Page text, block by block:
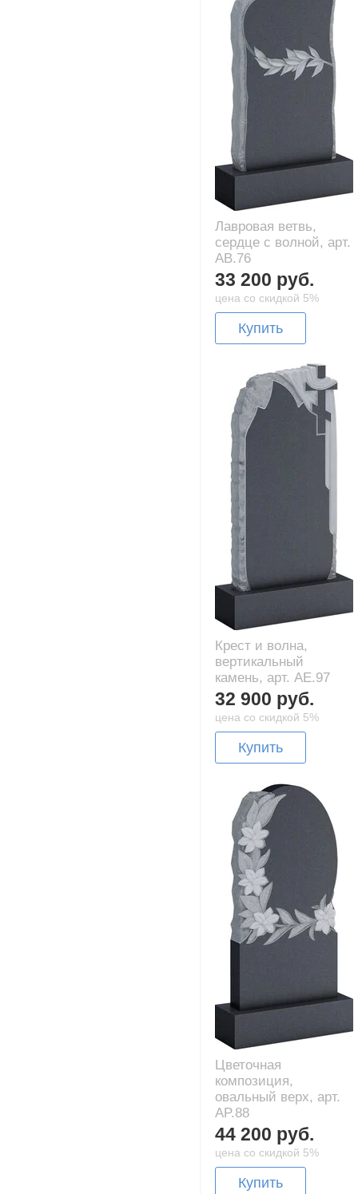
Лавровая ветвь,
сердце с волной, арт.
AB.76
33 200 руб.
цена со скидкой 5%
Купить
Крест и волна,
вертикальный
камень, арт. AE.97
32 900 руб.
цена со скидкой 5%
Купить
Цветочная
композиция,
овальный верх, арт.
AP.88
44 200 руб.
цена со скидкой 5%
Купить